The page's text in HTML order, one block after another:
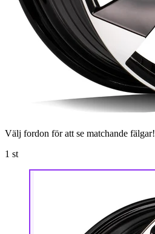
Välj fordon för att se matchande fälgar!
1 st